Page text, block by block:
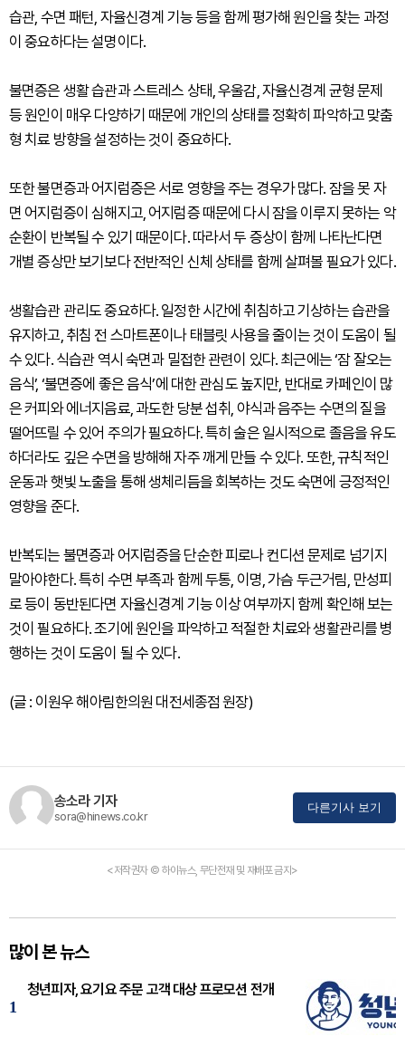
습관, 수면 패턴, 자율신경계 기능 등을 함께 평가해 원인을 찾는 과정
이 중요하다는 설명이다.
불면증은 생활 습관과 스트레스 상태, 우울감, 자율신경계 균형 문제
등 원인이 매우 다양하기 때문에 개인의 상태를 정확히 파악하고 맞춤
형 치료 방향을 설정하는 것이 중요하다.
또한 불면증과 어지럼증은 서로 영향을 주는 경우가 많다. 잠을 못 자
면 어지럼증이 심해지고, 어지럼증 때문에 다시 잠을 이루지 못하는 악
순환이 반복될 수 있기 때문이다. 따라서 두 증상이 함께 나타난다면
개별 증상만 보기보다 전반적인 신체 상태를 함께 살펴볼 필요가 있다.
생활습관 관리도 중요하다. 일정한 시간에 취침하고 기상하는 습관을
유지하고, 취침 전 스마트폰이나 태블릿 사용을 줄이는 것이 도움이 될
수 있다. 식습관 역시 숙면과 밀접한 관련이 있다. 최근에는 ‘잠 잘오는
음식’, ‘불면증에 좋은 음식’에 대한 관심도 높지만, 반대로 카페인이 많
은 커피와 에너지음료, 과도한 당분 섭취, 야식과 음주는 수면의 질을
떨어뜨릴 수 있어 주의가 필요하다. 특히 술은 일시적으로 졸음을 유도
하더라도 깊은 수면을 방해해 자주 깨게 만들 수 있다. 또한, 규칙적인
운동과 햇빛 노출을 통해 생체리듬을 회복하는 것도 숙면에 긍정적인
영향을 준다.
반복되는 불면증과 어지럼증을 단순한 피로나 컨디션 문제로 넘기지
말아야한다. 특히 수면 부족과 함께 두통, 이명, 가슴 두근거림, 만성피
로 등이 동반된다면 자율신경계 기능 이상 여부까지 함께 확인해 보는
것이 필요하다. 조기에 원인을 파악하고 적절한 치료와 생활관리를 병
행하는 것이 도움이 될 수 있다.
(글 : 이원우 해아림한의원 대전세종점 원장)
송소라 기자
sora@hinews.co.kr
다른기사 보기
<저작권자 © 하이뉴스, 무단전재 및 재배포 금지>
많이 본 뉴스
1
청년피자, 요기요 주문 고객 대상 프로모션 전개